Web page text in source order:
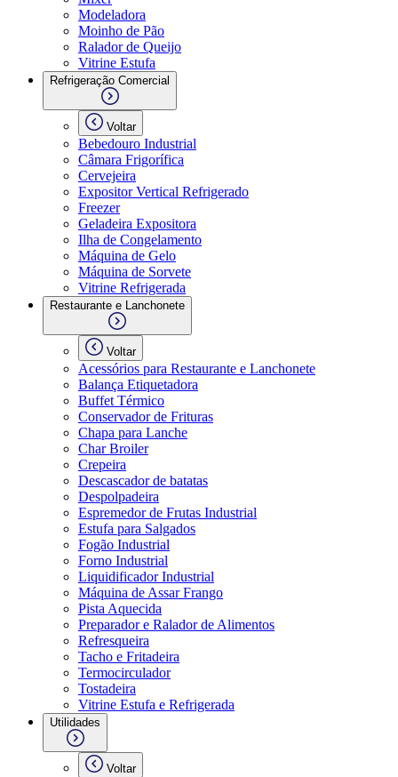
Modeladora
Moinho de Pão
Ralador de Queijo
Vitrine Estufa
Refrigeração Comercial
Voltar
Bebedouro Industrial
Câmara Frigorífica
Cervejeira
Expositor Vertical Refrigerado
Freezer
Geladeira Expositora
Ilha de Congelamento
Máquina de Gelo
Máquina de Sorvete
Vitrine Refrigerada
Restaurante e Lanchonete
Voltar
Acessórios para Restaurante e Lanchonete
Balança Etiquetadora
Buffet Térmico
Conservador de Frituras
Chapa para Lanche
Char Broiler
Crepeira
Descascador de batatas
Despolpadeira
Espremedor de Frutas Industrial
Estufa para Salgados
Fogão Industrial
Forno Industrial
Liquidificador Industrial
Máquina de Assar Frango
Pista Aquecida
Preparador e Ralador de Alimentos
Refresqueira
Tacho e Fritadeira
Termocirculador
Tostadeira
Vitrine Estufa e Refrigerada
Utilidades
Voltar